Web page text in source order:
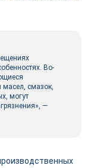
Во-
масел, смазок,
могут
—